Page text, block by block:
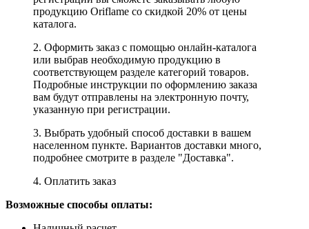
продукцию Oriflame со скидкой 20% от цены
каталога.
2. Оформить заказ с помощью онлайн-каталога
или выбрав необходимую продукцию в
соответствующем разделе категорий товаров.
Подробные инструкции по оформлению заказа
вам будут отправлены на электронную почту,
указанную при регистрации.
3. Выбрать удобный способ доставки в вашем
населенном пункте. Вариантов доставки много,
подробнее смотрите в разделе "Доставка".
4. Оплатить заказ
Возможные способы оплаты: